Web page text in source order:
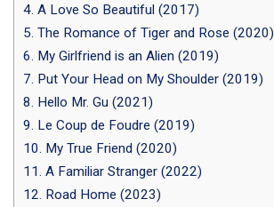
4. A Love So Beautiful (2017)
5. The Romance of Tiger and Rose (2020)
6. My Girlfriend is an Alien (2019)
7. Put Your Head on My Shoulder (2019)
8. Hello Mr. Gu (2021)
9. Le Coup de Foudre (2019)
10. My True Friend (2020)
11. A Familiar Stranger (2022)
12. Road Home (2023)